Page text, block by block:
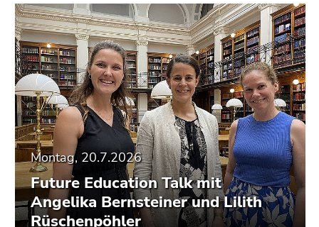
Montag, 20.7.2026
Future Education Talk mit
Angelika Bernsteiner und Lilith
Rüschenpöhler